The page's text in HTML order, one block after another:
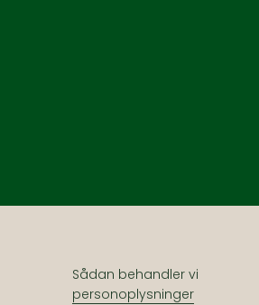
Sådan behandler vi
personoplysninger